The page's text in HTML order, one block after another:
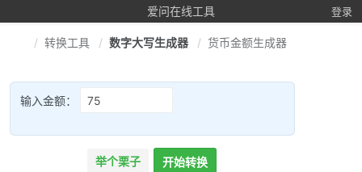
爱问在线工具 登录
转换工具 数字大写生成器 货币金额生成器
输入金额：
举个栗子 开始转换